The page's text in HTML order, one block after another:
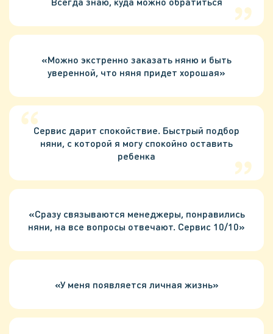
«Можно экстренно заказать няню и быть
уверенной, что няня придет хорошая»
Сервис дарит спокойствие. Быстрый подбор
няни, с которой я могу спокойно оставить
ребенка
«Cразу связываются менеджеры, понравились
няни, на все вопросы отвечают. Сервис 10/10»
«У меня появляется личная жизнь»